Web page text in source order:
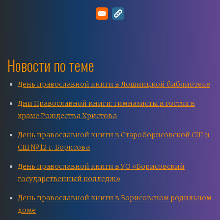
Новости по теме
День православной книги в Лошницкой библиотеке
Дни Православной книги: гимназисты в гостях в
храме Рождества Христова
День православной книги в Староборисовской СШ и
СШ №12 г. Борисова
День православной книги в УО «Борисовский
государственный колледж»
День православной книги в Борисовском родильном
доме